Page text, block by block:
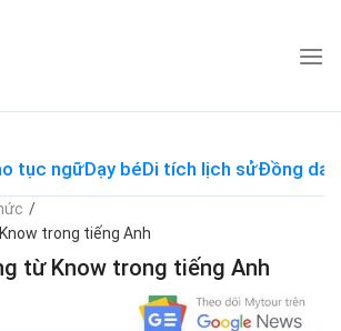
tục ngữDạy béDi tích lịch sửĐồng dao
/
trong tiếng Anh
từ Know trong tiếng Anh